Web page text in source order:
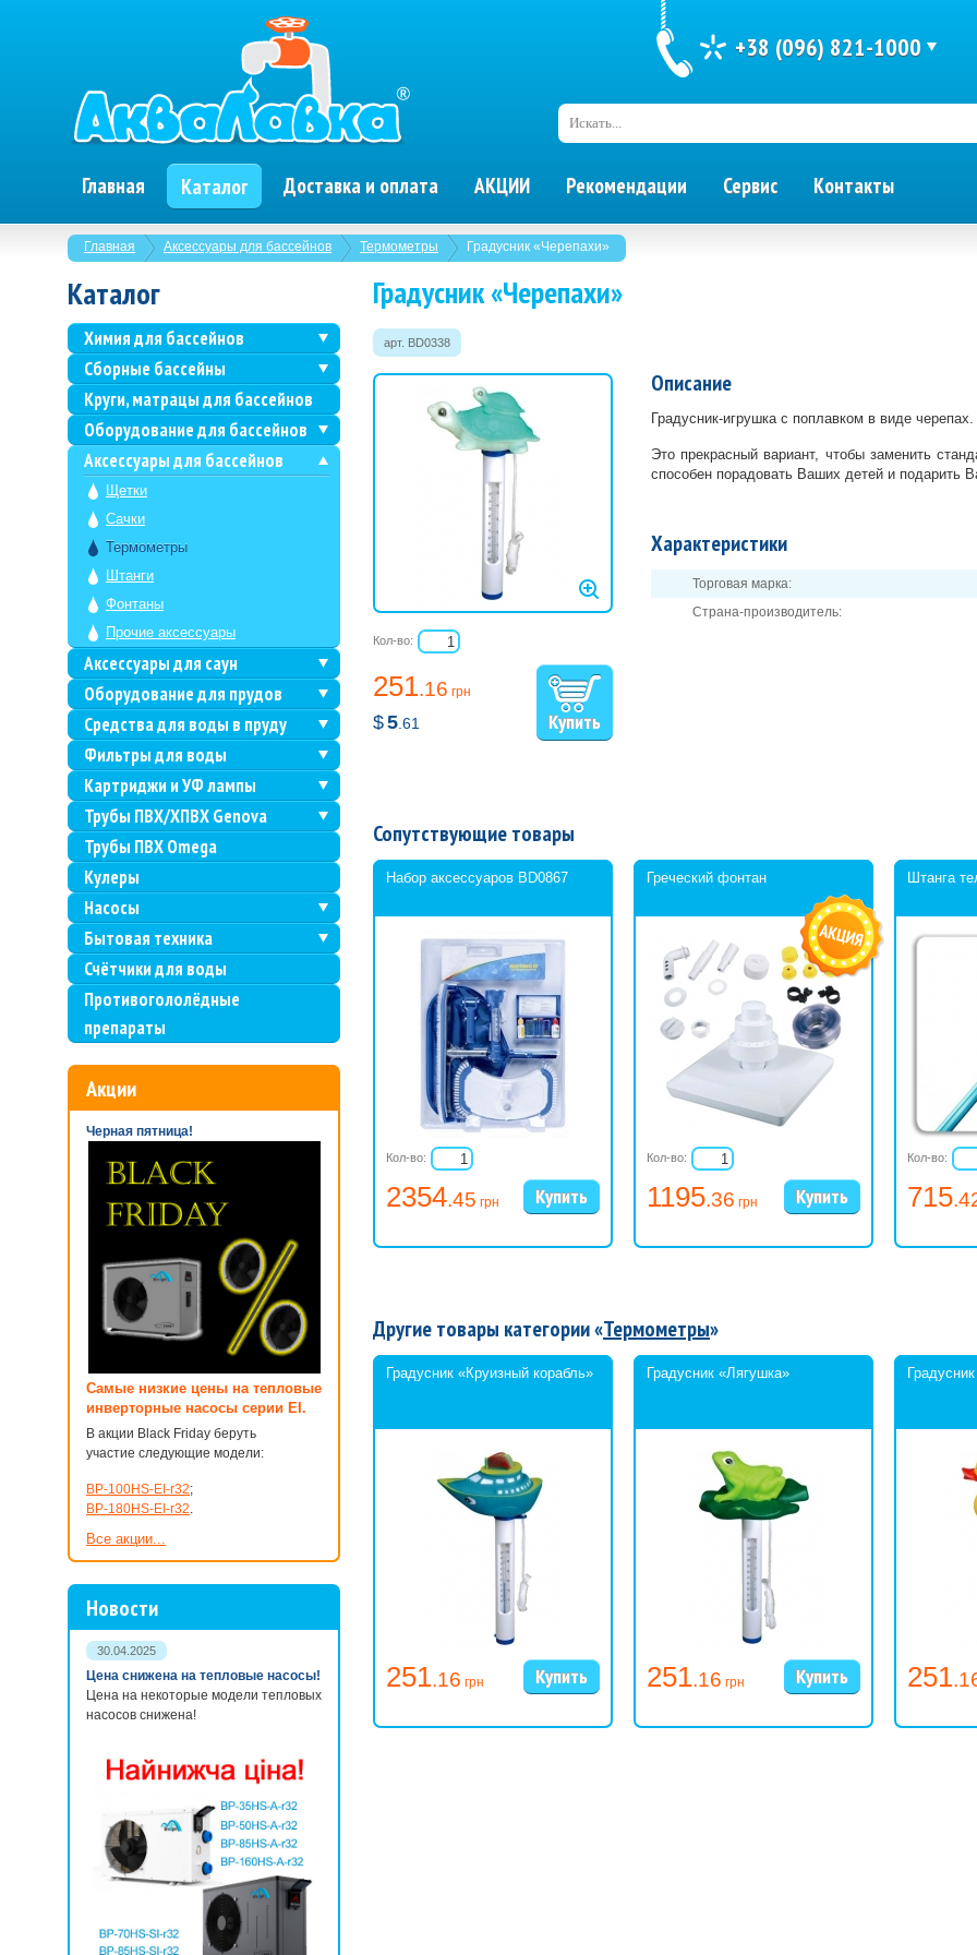
Главная Каталог Доставка и оплата АКЦИИ Рекомендации Сервис Контакты
Искать...
+38 (096) 821-1000
Главная Аксессуары для бассейнов Термометры Градусник «Черепахи»
Градусник «Черепахи»
арт. BD0338
251.16 грн
$5 .61
Кол-во:
Описание
Градусник-игрушка с поплавком в виде
Это прекрасный вариант, чтобы заменить
способен порадовать Ваших детей и подарить
Характеристики
Торговая марка:
Страна-производитель:
Сопутствующие товары
Набор аксессуаров BD0867
2354.45 грн
Кол-во:
Греческий фонтан
1195.36 грн
Кол-во:
Штанга
715
Кол-во:
Другие товары категории «Термометры»
Градусник «Круизный корабль»
251.16 грн
Градусник «Лягушка»
251.16 грн 251
Каталог
Химия для бассейнов
Сборные бассейны
Круги, матрацы для бассейнов
Оборудование для бассейнов
Аксессуары для бассейнов
Щетки
Сачки
Термометры
Штанги
Фонтаны
Прочие аксессуары
Аксессуары для саун
Оборудование для прудов
Средства для воды в пруду
Фильтры для воды
Картриджи и УФ лампы
Трубы ПВХ/ХПВХ Genova
Трубы ПВХ Omega
Кулеры
Насосы
Бытовая техника
Счётчики для воды
Противогололёдные
препараты
Акции
Черная пятница!
Самые низкие цены на тепловые
инверторные насосы серии EI.
В акции Black Friday беруть
участие следующие модели:
BP-100HS-EI-r32;
BP-180HS-EI-r32.
Все акции...
Новости
30.04.2025
Цена снижена на тепловые насосы!
Цена на некоторые модели тепловых
насосов снижена!